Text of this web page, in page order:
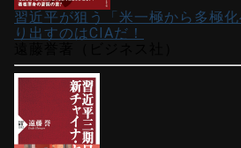
習近平が狙う「米一極から多極
り出すのはCIAだ！